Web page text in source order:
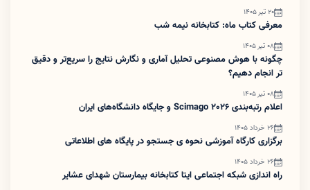
20 تیر 1405
معرفی کتاب ماه: کتابخانه نیمه شب
08 تیر 1405
چگونه با هوش مصنوعی تحلیل آماری و نگارش نتایج را سریع‌تر و دقیق
تر انجام دهیم؟
08 تیر 1405
اعلام رتبه‌بندی Scimago 2026 و جایگاه دانشگاه‌های ایران
26 خرداد 1405
برگزاری کارگاه آموزشی نحوه ی جستجو در پایگاه های اطلاعاتی
26 خرداد 1405
راه اندازی شبکه اجتماعی ایتا کتابخانه بیمارستان شهدای عشایر